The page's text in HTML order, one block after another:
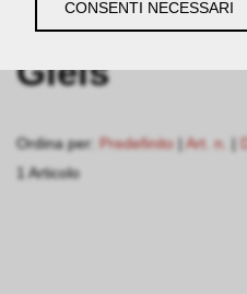
Filter
Gleis
Ordina per: Predefinito | Art. n. |
1 Articolo
CONSENTI NECESSARI